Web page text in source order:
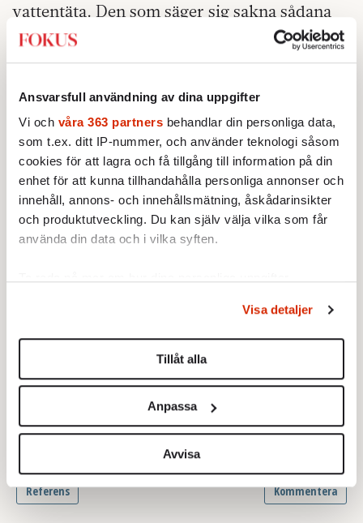
Ansvarsfull användning av dina uppgifter
Vi och våra 363 partners behandlar din personliga data,
som t.ex. ditt IP-nummer, och använder teknologi såsom
cookies för att lagra och få tillgång till information på din
enhet för att kunna tillhandahålla personliga annonser och
innehåll, annons- och innehållsmätning, åskådarinsikter
och produktutveckling. Du kan själv välja vilka som får
använda din data och i vilka syften.
Du kan ändra eller dra tillbaka ditt samtycke när som
helst från cookie-förklaringen.
Vi använder enhetsidentifierare för att anpassa innehållet
för sociala medier och analysera vår trafik. Vi
vidarebefordrar även sådana identifierare och annan
information från din enhet till de sociala medier och
annons- och analysföretag som vi samarbetar med.
Dessa kan i sin tur kombinera informationen med annan
Visa detaljer
Tillåt alla
Anpassa
Avvisa
vattentäta. Den som säger sig sakna sådana
tidevarv har en viss bevisbörda för att allt
verkligen skulle vara så oändligt mycket
Nej, jag förordar inte att bra författare ska
börja skriva skit. Nej, jag tycker inte att
marknaden är helig och råder bot på alla
kulturens våndor och att »alla kan bli
entreprenörer«. Men någon värdighet får vi
väl ändå försöka klamra oss fast vid.